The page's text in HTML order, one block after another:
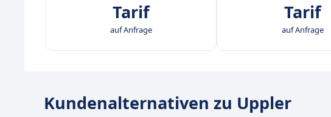
Tarif
auf Anfrage
Tarif
auf Anfrage
Kundenalternativen zu Uppler